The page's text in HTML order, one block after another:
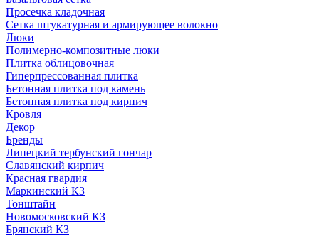
Просечка кладочная
Сетка штукатурная и армирующее волокно
Люки
Полимерно-композитные люки
Плитка облицовочная
Гиперпрессованная плитка
Бетонная плитка под камень
Бетонная плитка под кирпич
Кровля
Декор
Бренды
Липецкий тербунский гончар
Славянский кирпич
Красная гвардия
Маркинский КЗ
Тонштайн
Новомосковский КЗ
Брянский КЗ